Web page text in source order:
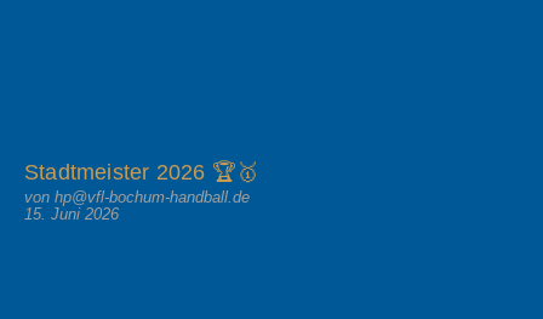
Stadtmeister 2026 🏆🥇
von hp@vfl-bochum-handball.de
15. Juni 2026